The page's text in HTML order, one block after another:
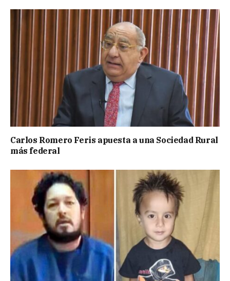
Carlos Romero Feris apuesta a una Sociedad Rural
más federal